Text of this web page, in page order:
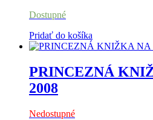
Dostupné
Pridať do košíka
PRINCEZNÁ
2008
Nedostupné